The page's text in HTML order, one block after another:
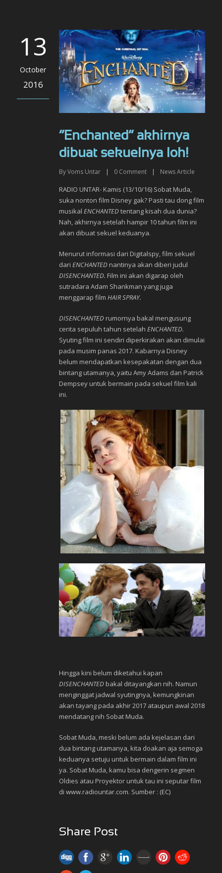
13
October
2016
“Enchanted” akhirnya
dibuat sekuelnya loh!
ByVoms Untar 0 Comment News Article
RADIO UNTAR- Kamis (13/10/16) Sobat Muda,
suka nonton film Disney gak? Pasti tau dong film
musikal ENCHANTEDtentang kisah dua dunia?
Nah, akhirnya setelah hampir 10 tahun film ini
akan dibuat sekuel keduanya.
Menurut informasi dari Digitalspy, film sekuel
dari ENCHANTED nantinya akan diberi judul
DISENCHANTED. Film ini akan digarap oleh
sutradara Adam Shankman yang juga
menggarap film HAIR SPRAY.
DISENCHANTED rumornya bakal mengusung
cerita sepuluh tahun setelah ENCHANTED.
Syuting film ini sendiri diperkirakan akan dimulai
pada musim panas 2017. Kabarnya Disney
belum mendapatkan kesepakatan dengan dua
bintang utamanya, yaitu Amy Adams dan Patrick
Dempsey untuk bermain pada sekuel film kali
ini.
Hingga kini belum diketahui kapan
DISENCHANTED bakal ditayangkan nih. Namun
menginggat jadwal syutingnya, kemungkinan
akan tayang pada akhir 2017 ataupun awal 2018
mendatang nih Sobat Muda.
Sobat Muda, meski belum ada kejelasan dari
dua bintang utamanya, kita doakan aja semoga
keduanya setuju untuk bermain dalam film ini
ya. Sobat Muda, kamu bisa dengerin segmen
Oldies atau Proyektor untuk tau ini seputar film
di www.radiountar.com. Sumber : (EC)
Share Post